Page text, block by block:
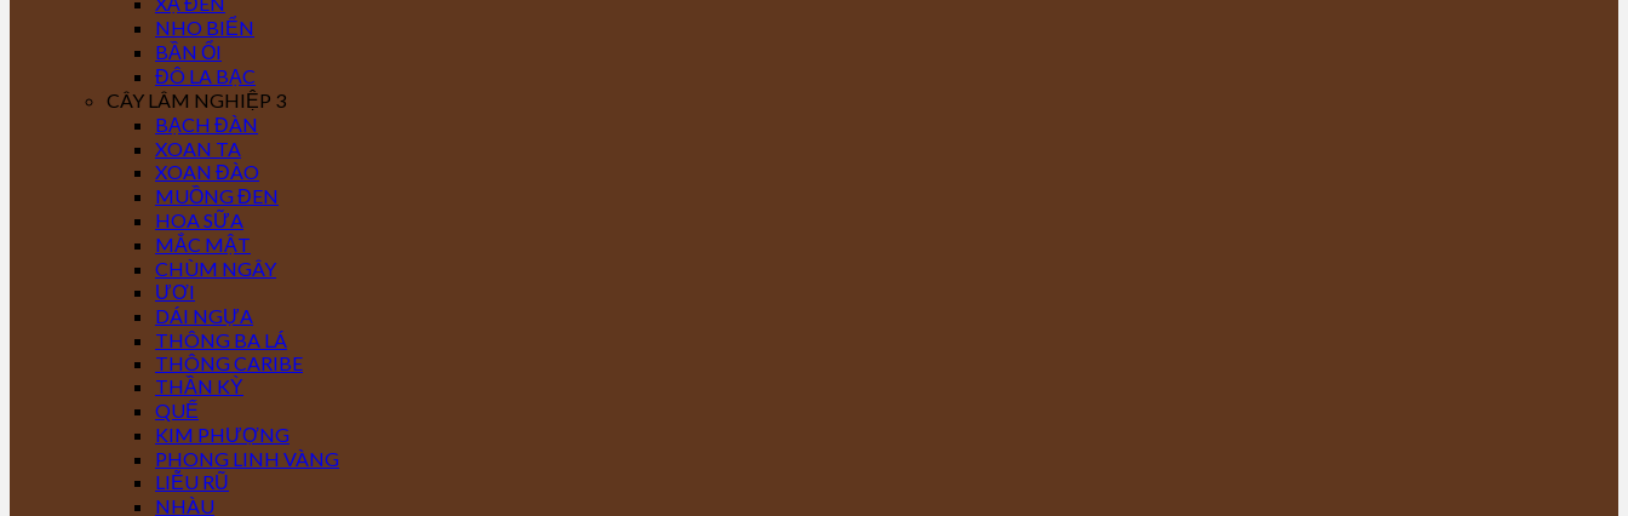
NHO BIỂN
BẦN ỔI
ĐÔ LA BẠC
CÂY LÂM NGHIỆP 3
BẠCH ĐÀN
XOAN TA
XOAN ĐÀO
MUỒNG ĐEN
HOA SỮA
MẮC MẬT
CHÙM NGÂY
ƯƠI
DÁI NGỰA
THÔNG BA LÁ
THÔNG CARIBE
THẦN KỲ
QUẾ
KIM PHƯỢNG
PHONG LINH VÀNG
LIỄU RŨ
NHÀU